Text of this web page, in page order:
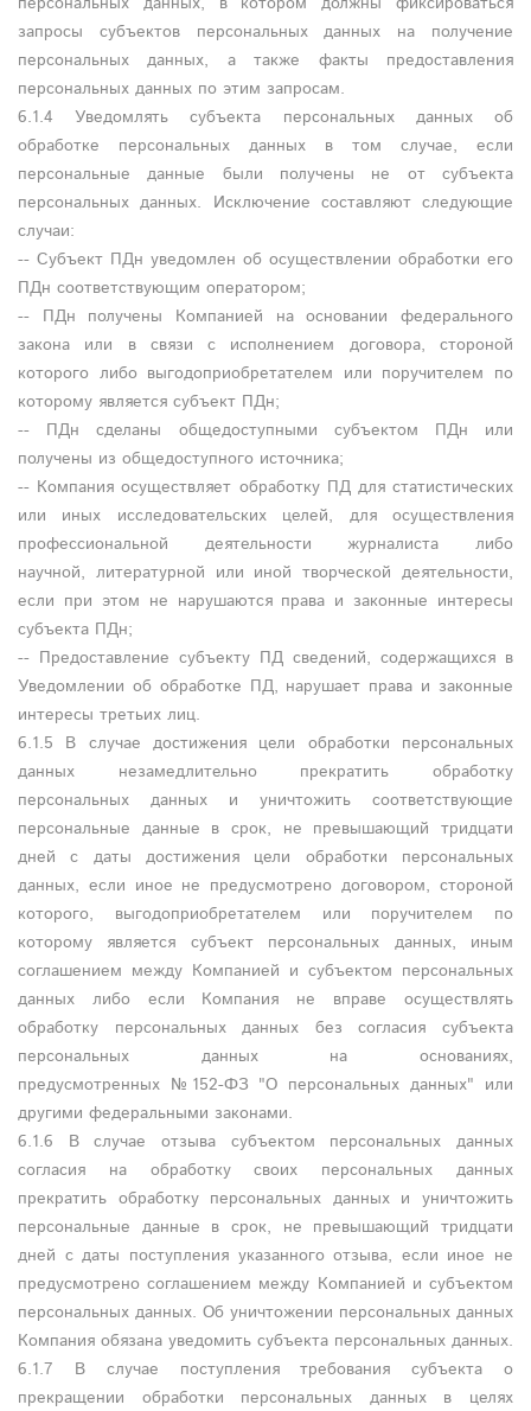
запросы субъектов персональных данных на получение
персональных данных, а также факты предоставления
персональных данных по этим запросам.
6.1.4 Уведомлять субъекта персональных данных об
обработке персональных данных в том случае, если
персональные данные были получены не от субъекта
персональных данных. Исключение составляют следующие
случаи:
-- Субъект ПДн уведомлен об осуществлении обработки его
ПДн соответствующим оператором;
-- ПДн получены Компанией на основании федерального
закона или в связи с исполнением договора, стороной
которого либо выгодоприобретателем или поручителем по
которому является субъект ПДн;
-- ПДн сделаны общедоступными субъектом ПДн или
получены из общедоступного источника;
-- Компания осуществляет обработку ПД для статистических
или иных исследовательских целей, для осуществления
профессиональной деятельности журналиста либо
научной, литературной или иной творческой деятельности,
если при этом не нарушаются права и законные интересы
субъекта ПДн;
-- Предоставление субъекту ПД сведений, содержащихся в
Уведомлении об обработке ПД, нарушает права и законные
интересы третьих лиц.
6.1.5 В случае достижения цели обработки персональных
данных незамедлительно прекратить обработку
персональных данных и уничтожить соответствующие
персональные данные в срок, не превышающий тридцати
дней с даты достижения цели обработки персональных
данных, если иное не предусмотрено договором, стороной
которого, выгодоприобретателем или поручителем по
которому является субъект персональных данных, иным
соглашением между Компанией и субъектом персональных
данных либо если Компания не вправе осуществлять
обработку персональных данных без согласия субъекта
персональных данных на основаниях,
предусмотренных №152-ФЗ "О персональных данных" или
другими федеральными законами.
6.1.6 В случае отзыва субъектом персональных данных
согласия на обработку своих персональных данных
прекратить обработку персональных данных и уничтожить
персональные данные в срок, не превышающий тридцати
дней с даты поступления указанного отзыва, если иное не
предусмотрено соглашением между Компанией и субъектом
персональных данных. Об уничтожении персональных данных
Компания обязана уведомить субъекта персональных данных.
6.1.7 В случае поступления требования субъекта о
прекращении обработки персональных данных в целях